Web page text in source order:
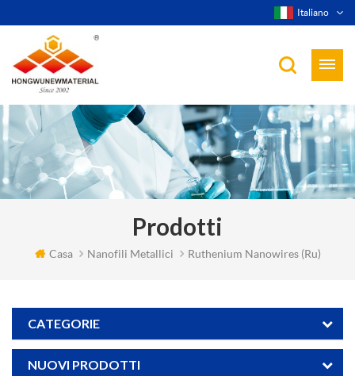
Italiano
Prodotti
Casa Nanofili Metallici Ruthenium Nanowires (ru)
CATEGORIE
NUOVI PRODOTTI